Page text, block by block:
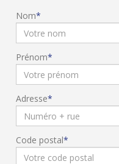
Nom
Prénom
Adresse
Code postal